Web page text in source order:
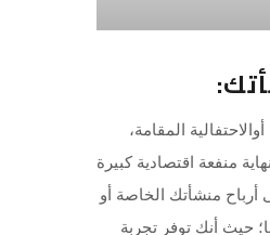
المقامة،
منفعة اقتصادية كبيرة
أرباح منشأتك الخاصة أو
حيث أنك توفر تجربة